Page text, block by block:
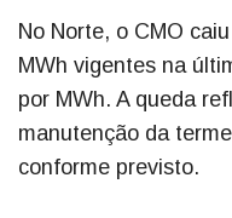
No Norte, o CMO
MWh vigentes na
por MWh. A queda
manutenção da
conforme previsto.